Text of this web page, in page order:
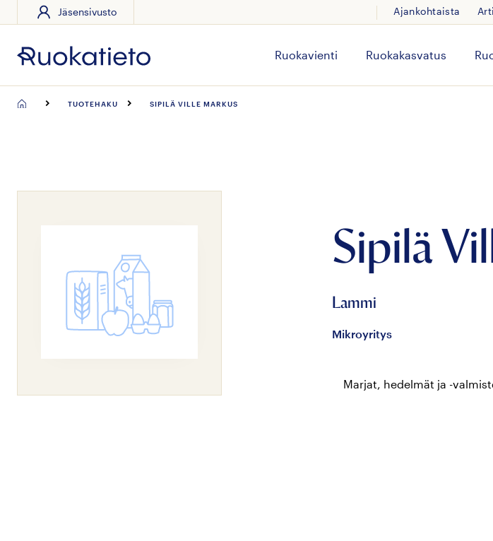
sisältöön
Jäsensivusto Ajankohtaista
Ruokavienti Ruokakasvatus
TUOTEHAKU SIPILÄ VILLE MARKUS
Sipilä
Lammi
Mikroyritys
Marjat, hedelmät ja -